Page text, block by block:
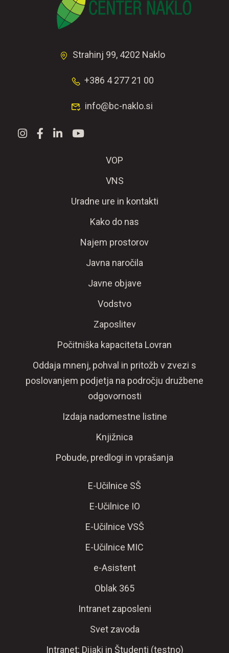
Strahinj 99, 4202 Naklo
+386 4 277 21 00
info@bc-naklo.si
VOP
VNS
Uradne ure in kontakti
Kako do nas
Najem prostorov
Javna naročila
Javne objave
Vodstvo
Zaposlitev
Počitniška kapaciteta Lovran
Oddaja mnenj, pohval in pritožb v zvezi s
poslovanjem podjetja na področju družbene
odgovornosti
Izdaja nadomestne listine
Knjižnica
Pobude, predlogi in vprašanja
E-Učilnice SŠ
E-Učilnice IO
E-Učilnice VSŠ
E-Učilnice MIC
e-Asistent
Oblak 365
Intranet zaposleni
Svet zavoda
Intranet: Dijaki in Študenti (testno)